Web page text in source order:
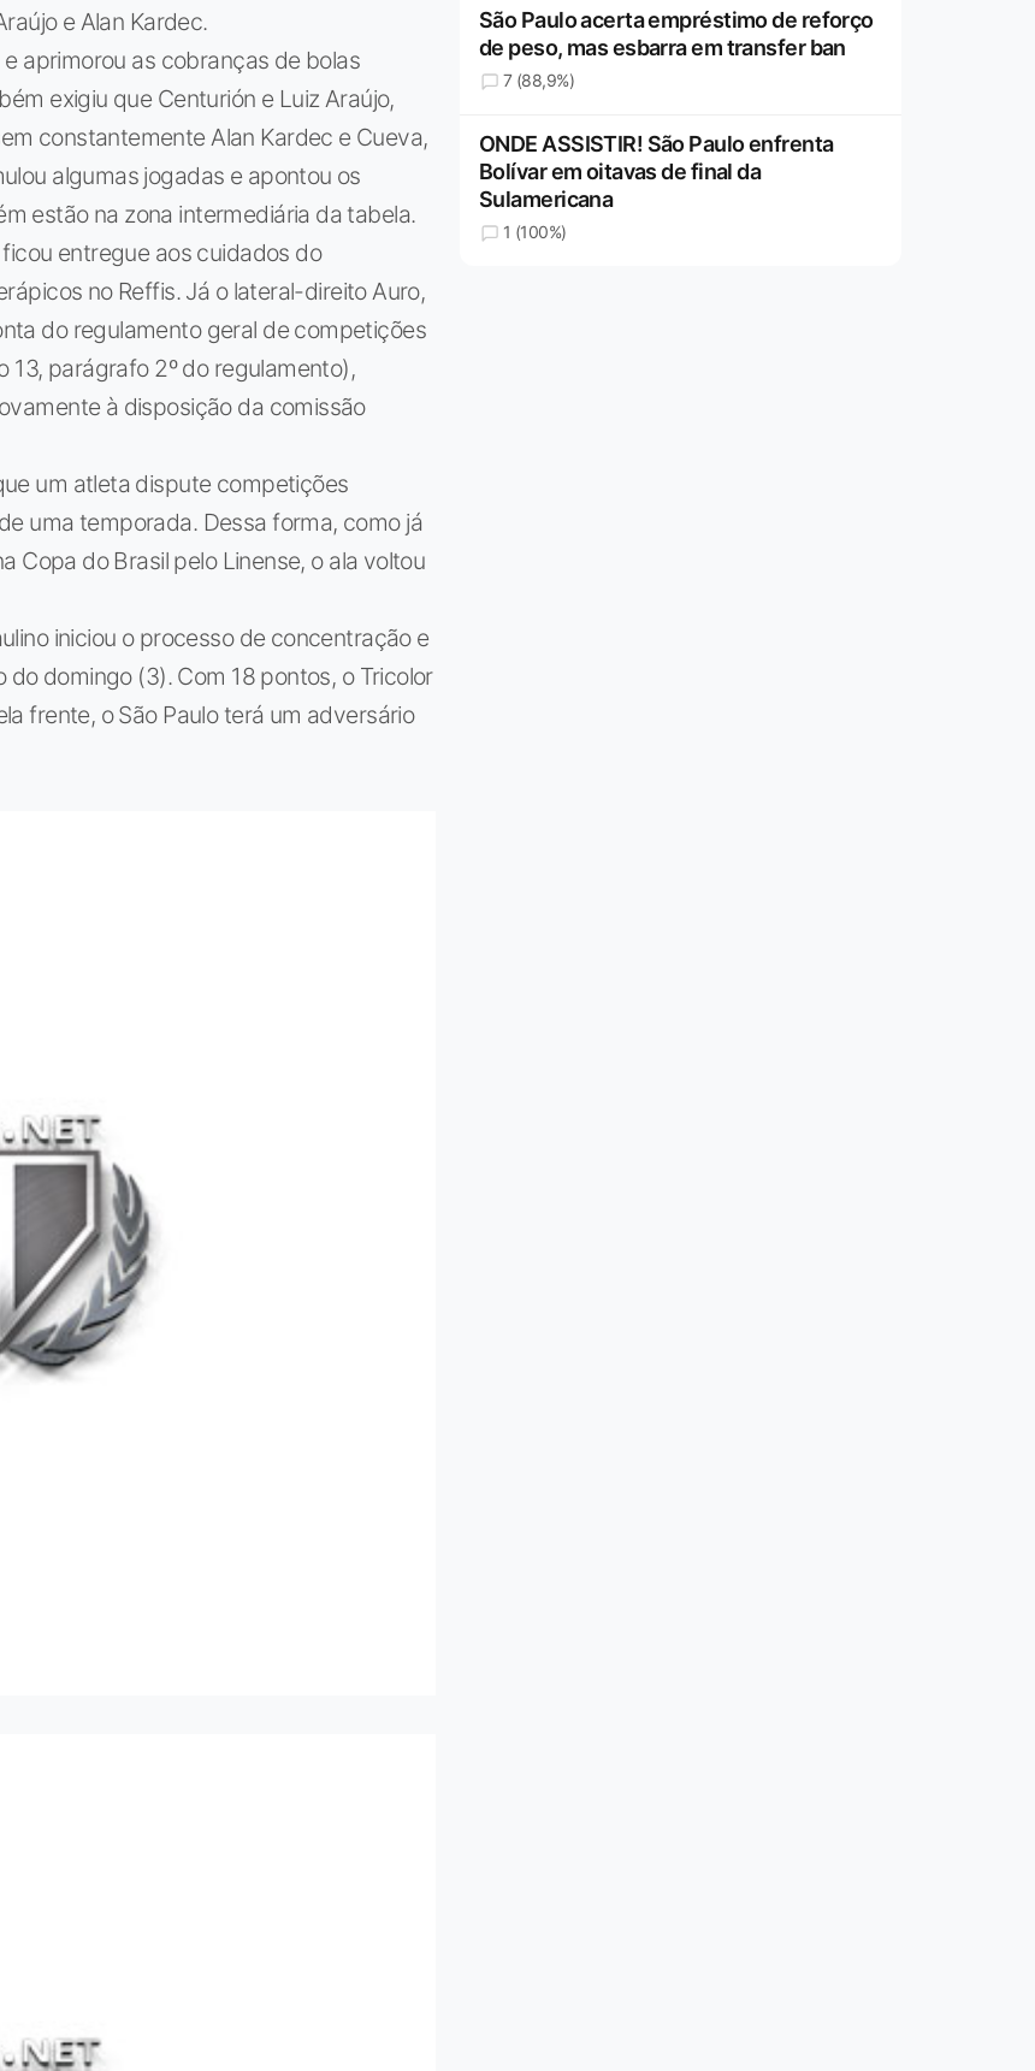
e Alan Kardec.
aprimorou as cobranças de bolas
exigiu que Centurión e Luiz Araújo,
constantemente Alan Kardec e Cueva,
algumas jogadas e apontou os
estão na zona intermediária da tabela.
entregue aos cuidados do
no Reffis. Já o lateral-direito Auro,
do regulamento geral de competições
13, parágrafo 2º do regulamento),
à disposição da comissão
um atleta dispute competições
uma temporada. Dessa forma, como já
Copa do Brasil pelo Linense, o ala voltou
iniciou o processo de concentração e
domingo (3). Com 18 pontos, o Tricolor
frente, o São Paulo terá um adversário
São Paulo acerta empréstimo de reforço
de peso, mas esbarra em transfer ban
7 (88,9%)
ONDE ASSISTIR! São Paulo enfrenta
Bolívar em oitavas de final da
Sulamericana
1 (100%)